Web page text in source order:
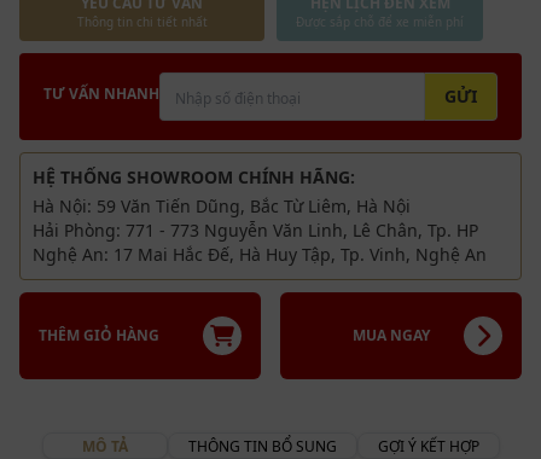
Hỗ trợ vận chuyển toàn quốc
Bảo hành 2 năm, bảo trì trọn đời
Thông tin chi tiết nhất Được sắp chỗ để xe miễn phí
TƯ VẤN NHANH GỬI
HỆ THỐNG SHOWROOM CHÍNH HÃNG:
Hà Nội: 59 Văn Tiến Dũng, Bắc Từ Liêm, Hà Nội
Hải Phòng: 771 - 773 Nguyễn Văn Linh, Lê Chân, Tp. HP
Nghệ An: 17 Mai Hắc Đế, Hà Huy Tập, Tp. Vinh, Nghệ An
THÊM GIỎ HÀNG MUA NGAY
MÔ TẢ THÔNG TIN BỔ SUNG GỢI Ý KẾT HỢP